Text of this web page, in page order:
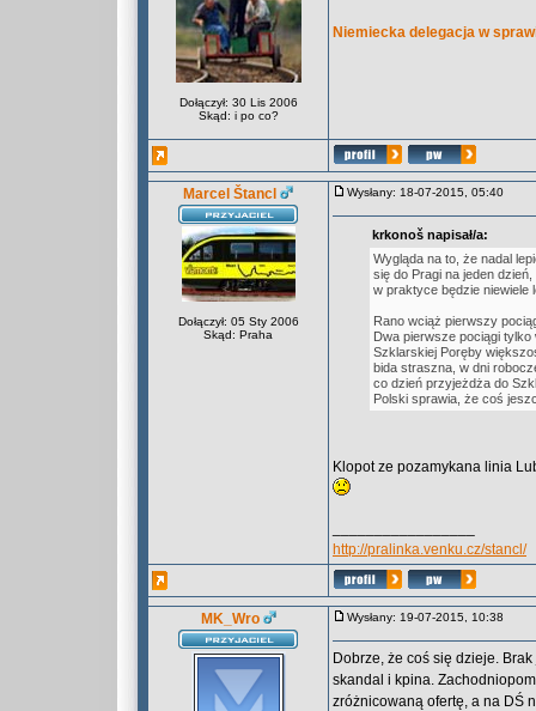
Dołączył: 30 Lis 2006
Skąd: i po co?
Niemiecka delegacja w
Marcel Štancl
Dołączył: 05 Sty 2006
Skąd: Praha
Wysłany: 18-07-2015, 05:40
krkonoš napisał/a:
Wygląda na to, że nadal
się do Pragi na jeden
w praktyce będzie niewiele
Rano wciąż pierwszy
Dwa pierwsze pociągi tylko
Szklarskiej Poręby
bida straszna, w dni
co dzień przyjeżdża do
Polski sprawia, że coś
Klopot ze pozamykana linia
http://pralinka.venku.cz/stancl/
MK_Wro Wysłany: 19-07-2015, 10:38
Dobrze, że coś się dzieje.
skandal i kpina.
zróżnicowaną ofertę, a na DŚ